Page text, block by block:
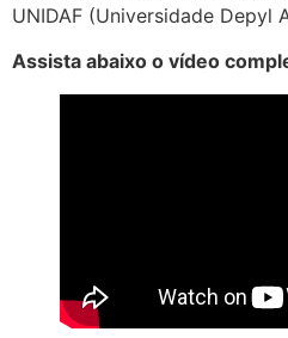
UNIDAF (Universidade Depyl
Assista abaixo o vídeo